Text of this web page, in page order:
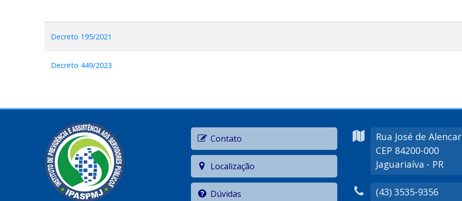
Decreto 195/2021
Decreto 449/2023
Contato
Localização
Dúvidas
Rua José de Alencar
CEP 84200-000
Jaguariaíva - PR
(43) 3535-9356